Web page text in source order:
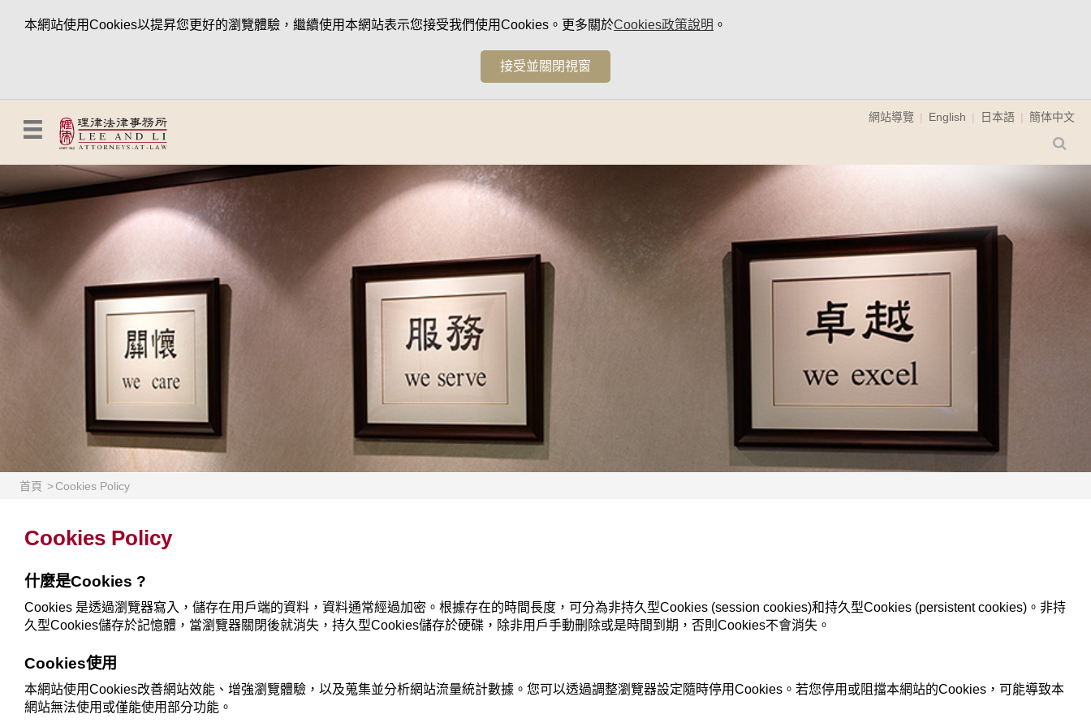
本網站使用Cookies以提昇您更好的瀏覽體驗，繼續使用本網站表示您接受我們使用Cookies。更多關於Cookies政策說明 。
接受並關閉視窗
網站導覽 English 日本語 簡体中文
首頁 Cookies Policy
Cookies Policy
什麼是Cookies ?
Cookies 是透過瀏覽器寫入，儲存在用戶端的資料，資料通常經過加密。根據存在的時間長度，可分為非持久型Cookies (session cookies)和持久型Cookies (persistent cookies)。非持
久型Cookies儲存於記憶體，當瀏覽器關閉後就消失，持久型Cookies儲存於硬碟，除非用戶手動刪除或是時間到期，否則Cookies不會消失。
Cookies使用
本網站使用Cookies改善網站效能、增強瀏覽體驗，以及蒐集並分析網站流量統計數據。您可以透過調整瀏覽器設定隨時停用Cookies。若您停用或阻擋本網站的Cookies，可能導致本
網站無法使用或僅能使用部分功能。